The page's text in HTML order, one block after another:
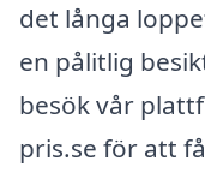
det långa
en pålitlig
besök vår
pris.se för att